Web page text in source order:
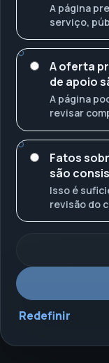
A página
serviço,
A oferta
de apoio
A página
revisar
Fatos
são
Isso é
revisão do
Redefinir